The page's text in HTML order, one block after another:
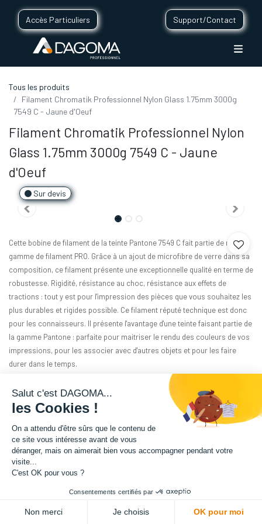
Accès Particuliers Support/Contact
Tous les produits
Filament Chromatik Professionnel Nylon Glass 1.75mm 3000g
7549 C - Jaune d'Oeuf
Filament Chromatik Professionnel Nylon
Glass 1.75mm 3000g 7549 C - Jaune
d'Oeuf
Sur devis
Cette bobine de filament de la teinte Pantone 7549 C fait partie de notre
gamme de filament PRO. Grâce à un ajout de microfibre de verre dans sa
composition, ce filament présente une exceptionnelle qualité en terme de
robustesse. Rigidité, résistance au choc, résistance aux effets de
tractions : tout y est pour l'impression des pièces que vous souhaitez les
plus durables et rigides possible. Ce filament réputé technique est donc
pour les connaisseurs. Il présente l'avantage d'une teinte faisant partie de
la gamme Pantone : parfaite pour maitriser le rendu des couleurs de vos
impressions, pour les associer avec d'autres objets et pour les faire
durer dans le temps.
Matière : PA12-GF
Grammage : 3000 g
Couleur : Jaune D'Oeuf
Salut c'est DAGOMA...
les Cookies !
On a attendu d'être sûrs que le contenu de
ce site vous intéresse avant de vous
déranger, mais on aimerait bien vous accompagner pendant votre
visite...
C'est OK pour vous ?
Consentements certifiés par
Non merci Je choisis OK pour moi